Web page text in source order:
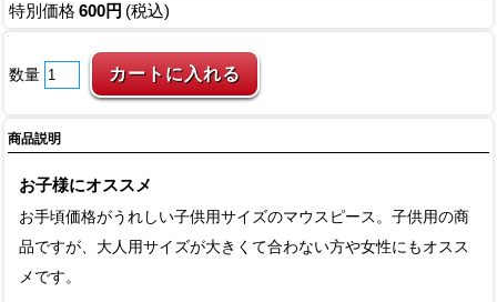
特別価格 600円 (税込)
数量
商品説明
お子様にオススメ
お手頃価格がうれしい子供用サイズのマウスピース。子供用の商
品ですが、大人用サイズが大きくて合わない方や女性にもオスス
メです。